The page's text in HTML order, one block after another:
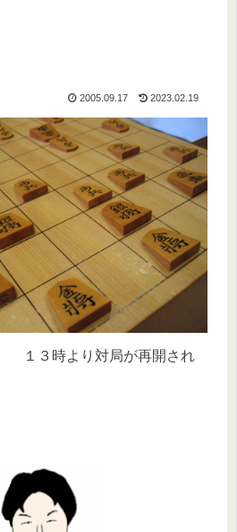
2005.09.17 2023.02.19
１３時より対局が再開され